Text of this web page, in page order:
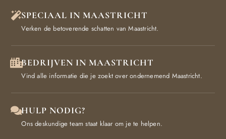
SPECIAAL IN MAASTRICHT
Verken de betoverende schatten van Maastricht.
BEDRIJVEN IN MAASTRICHT
Vind alle informatie die je zoekt over ondernemend Maastricht.
HULP NODIG?
Ons deskundige team staat klaar om je te helpen.